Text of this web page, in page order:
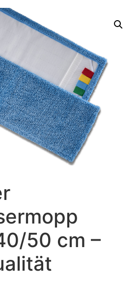
50 cm –